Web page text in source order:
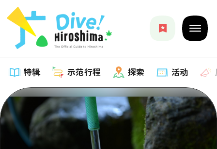
特辑 示范行程 探索 活动
特辑